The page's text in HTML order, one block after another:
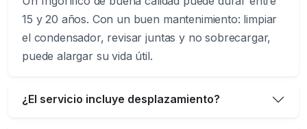
15 y 20 años. Con un buen mantenimiento: limpiar
el condensador, revisar juntas y no sobrecargar,
puede alargar su vida útil.
¿El servicio incluye desplazamiento?